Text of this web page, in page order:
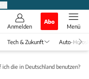
Anmelden
Abo
Menü
Tech & Zukunft Auto-
die in Deutschland benutzen?